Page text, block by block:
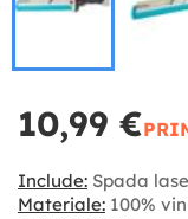
10,99 €
Include: Spada
Materiale: 100%